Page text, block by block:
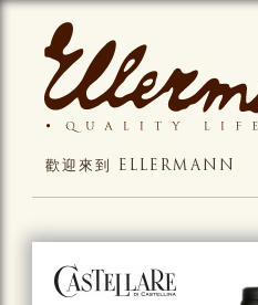
歡迎來到 ELLERMANN